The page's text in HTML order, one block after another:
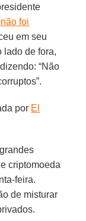
foi
em seu
lado de fora,
“Não
por El
criptomoeda
feira.
de misturar